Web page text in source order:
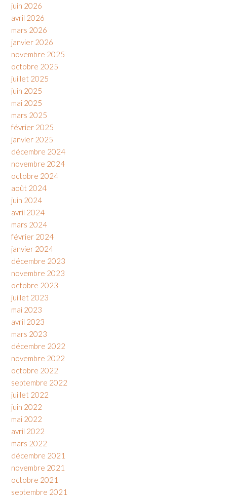
juin 2026
avril 2026
mars 2026
janvier 2026
novembre 2025
octobre 2025
juillet 2025
juin 2025
mai 2025
mars 2025
février 2025
janvier 2025
décembre 2024
novembre 2024
octobre 2024
août 2024
juin 2024
avril 2024
mars 2024
février 2024
janvier 2024
décembre 2023
novembre 2023
octobre 2023
juillet 2023
mai 2023
avril 2023
mars 2023
décembre 2022
novembre 2022
octobre 2022
septembre 2022
juillet 2022
juin 2022
mai 2022
avril 2022
mars 2022
décembre 2021
novembre 2021
octobre 2021
septembre 2021